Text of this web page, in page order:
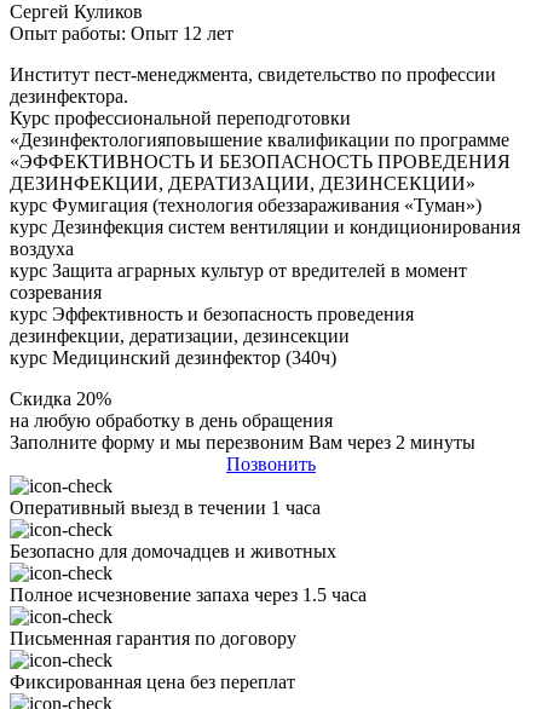
Сергей Куликов
Опыт работы: Опыт 12 лет
Институт пест-менеджмента, свидетельство по профессии
дезинфектора.
Курс профессиональной переподготовки
«Дезинфектологияповышение квалификации по программе
«ЭФФЕКТИВНОСТЬ И БЕЗОПАСНОСТЬ ПРОВЕДЕНИЯ
ДЕЗИНФЕКЦИИ, ДЕРАТИЗАЦИИ, ДЕЗИНСЕКЦИИ»
курс Фумигация (технология обеззараживания «Туман»)
курс Дезинфекция систем вентиляции и кондиционирования
воздуха
курс Защита аграрных культур от вредителей в момент
созревания
курс Эффективность и безопасность проведения
дезинфекции, дератизации, дезинсекции
курс Медицинский дезинфектор (340ч)
Скидка 20%
на любую обработку в день обращения
Заполните форму и мы перезвоним Вам через 2 минуты
Позвонить
Оперативный выезд в течении 1 часа
Безопасно для домочадцев и животных
Полное исчезновение запаха через 1.5 часа
Письменная гарантия по договору
Фиксированная цена без переплат